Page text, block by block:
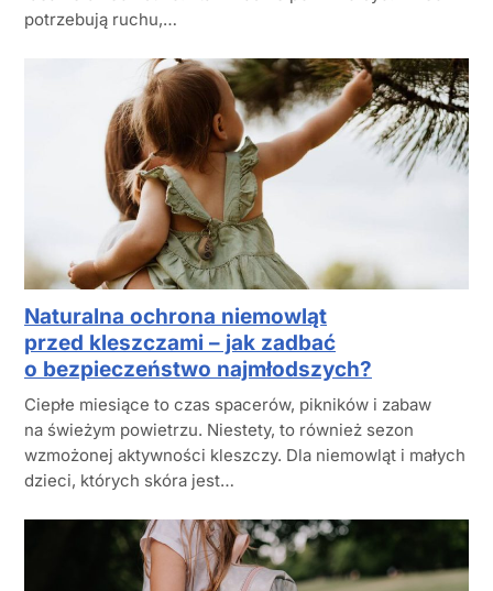
potrzebują ruchu,…
Naturalna ochrona niemowląt
przed kleszczami – jak zadbać
o bezpieczeństwo najmłodszych?
Ciepłe miesiące to czas spacerów, pikników i zabaw
na świeżym powietrzu. Niestety, to również sezon
wzmożonej aktywności kleszczy. Dla niemowląt i małych
dzieci, których skóra jest…